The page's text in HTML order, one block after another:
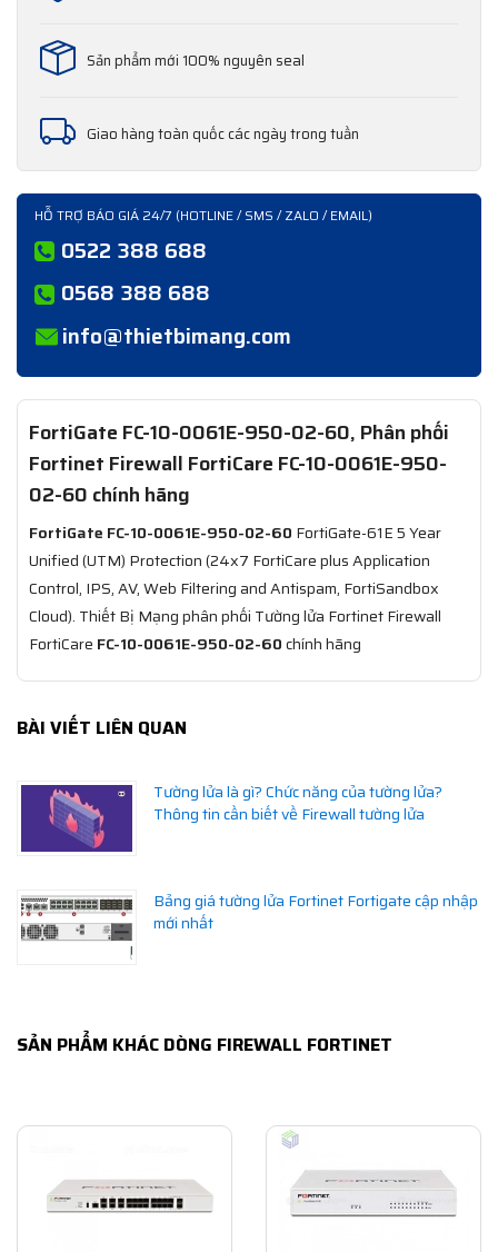
Sản phẩm mới 100% nguyên seal
Giao hàng toàn quốc các ngày trong tuần
HỖ TRỢ BÁO GIÁ 24/7 (HOTLINE / SMS / ZALO / EMAIL)
0522 388 688
0568 388 688
info@thietbimang.com
FortiGate FC-10-0061E-950-02-60, Phân phối
Fortinet Firewall FortiCare FC-10-0061E-950-
02-60 chính hãng
FortiGate FC-10-0061E-950-02-60 FortiGate-61E 5 Year
Unified (UTM) Protection (24x7 FortiCare plus Application
Control, IPS, AV, Web Filtering and Antispam, FortiSandbox
Cloud). Thiết Bị Mạng phân phối Tường lửa Fortinet Firewall
FortiCare FC-10-0061E-950-02-60chính hãng
BÀI VIẾT LIÊN QUAN
Tường lửa là gì? Chức năng của tường lửa?
Thông tin cần biết về Firewall tường lửa
Bảng giá tường lửa Fortinet Fortigate cập nhập
mới nhất
SẢN PHẨM KHÁC DÒNG FIREWALL FORTINET